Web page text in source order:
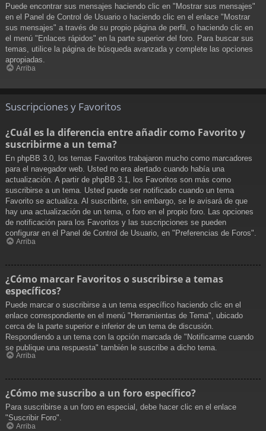
Puede encontrar sus mensajes haciendo clic en "Mostrar sus mensajes"
en el Panel de Control de Usuario o haciendo clic en el enlace "Mostrar
sus mensajes" a través de su propio página de perfil, o haciendo clic en
el menú "Enlaces rápidos" en la parte superior del foro. Para buscar sus
temas, utilice la página de búsqueda avanzada y complete las opciones
apropiadas.
Arriba
Suscripciones y Favoritos
¿Cuál es la diferencia entre añadir como Favorito y
suscribirme a un tema?
En phpBB 3.0, los temas Favoritos trabajaron mucho como marcadores
para el navegador web. Usted no era alertado cuando había una
actualización. A partir de phpBB 3.1, los Favoritos son más como
suscribirse a un tema. Usted puede ser notificado cuando un tema
Favorito se actualiza. Al suscribirte, sin embargo, se le avisará de que
hay una actualización de un tema, o foro en el propio foro. Las opciones
de notificación para los Favoritos y las suscripciones se pueden
configurar en el Panel de Control de Usuario, en "Preferencias de Foros".
Arriba
¿Cómo marcar Favoritos o suscribirse a temas
específicos?
Puede marcar o suscribirse a un tema específico haciendo clic en el
enlace correspondiente en el menú "Herramientas de Tema", ubicado
cerca de la parte superior e inferior de un tema de discusión.
Respondiendo a un tema con la opción marcada de "Notificarme cuando
se publique una respuesta" también le suscribe a dicho tema.
Arriba
¿Cómo me suscribo a un foro específico?
Para suscribirse a un foro en especial, debe hacer clic en el enlace
"Suscribir Foro".
Arriba